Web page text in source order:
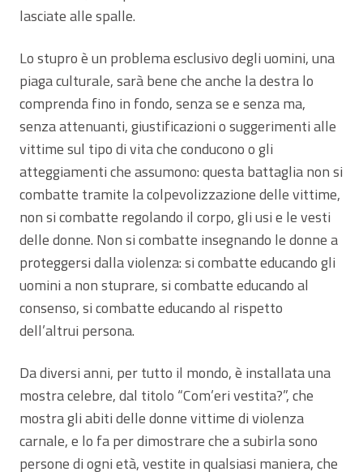
lasciate alle spalle.
Lo stupro è un problema esclusivo degli uomini, una
piaga culturale, sarà bene che anche la destra lo
comprenda fino in fondo, senza se e senza ma,
senza attenuanti, giustificazioni o suggerimenti alle
vittime sul tipo di vita che conducono o gli
atteggiamenti che assumono: questa battaglia non si
combatte tramite la colpevolizzazione delle vittime,
non si combatte regolando il corpo, gli usi e le vesti
delle donne. Non si combatte insegnando le donne a
proteggersi dalla violenza: si combatte educando gli
uomini a non stuprare, si combatte educando al
consenso, si combatte educando al rispetto
dell’altrui persona.
Da diversi anni, per tutto il mondo, è installata una
mostra celebre, dal titolo “Com’eri vestita?”, che
mostra gli abiti delle donne vittime di violenza
carnale, e lo fa per dimostrare che a subirla sono
persone di ogni età, vestite in qualsiasi maniera, che